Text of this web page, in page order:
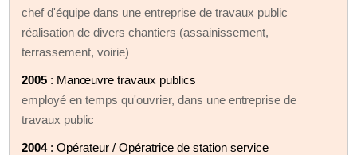
chef d'équipe dans une entreprise de travaux public
réalisation de divers chantiers (assainissement,
terrassement, voirie)
2005 : Manœuvre travaux publics
employé en temps qu'ouvrier, dans une entreprise de
travaux public
2004: Opérateur / Opératrice de station service